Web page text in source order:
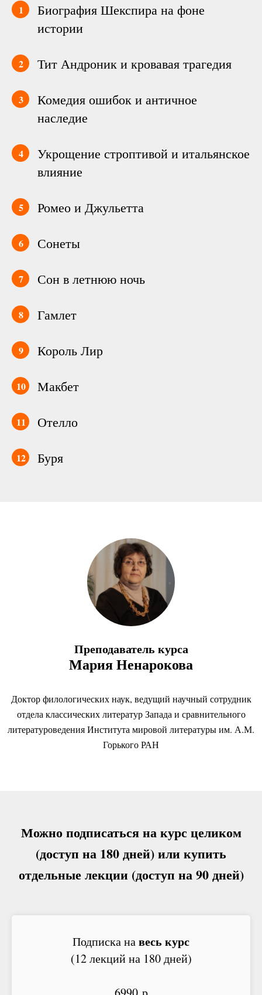
1
Биография Шекспира на фоне
истории
2 Тит Андроник и кровавая трагедия
3
Комедия ошибок и античное
наследие
4
Укрощение строптивой и итальянское
влияние
5 Ромео и Джульетта
6 Сонеты
7 Сон в летнюю ночь
8 Гамлет
9 Король Лир
10 Макбет
11 Отелло
12 Буря
Преподаватель курса
Мария Ненарокова
Доктор филологических наук, ведущий научный сотрудник
отдела классических литератур Запада и сравнительного
литературоведения Института мировой литературы им. А.М.
Горького РАН
Можно подписаться на курс целиком
(доступ на 180 дней) или купить
отдельные лекции (доступ на 90 дней)
Подписка навесь курс
(12 лекций на 180 дней)